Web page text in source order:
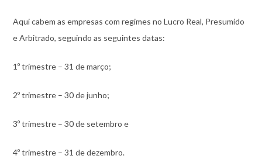
Aqui cabem as empresas com regimes no Lucro Real, Presumido
e Arbitrado, seguindo as seguintes datas:
1ºtrimestre – 31 de março;
2ºtrimestre – 30 de junho;
3ºtrimestre – 30 de setembro e
4ºtrimestre – 31 de dezembro.